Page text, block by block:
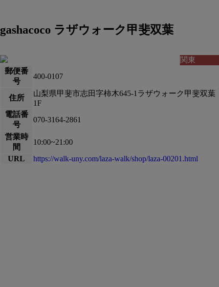
gashacoco ラザウォーク甲斐双葉
関東
郵便番
号
400-0107
住所
山梨県甲斐市志田字柿木645-1ラザウォーク甲斐双葉
1F
電話番
号
070-3164-2861
営業時
間
10:00~21:00
URL
https://walk-uny.com/laza-walk/shop/laza-00201.html